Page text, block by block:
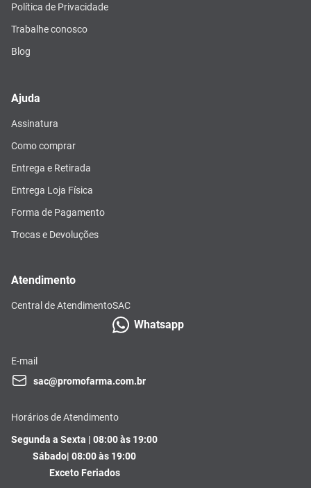
Política de Privacidade
Trabalhe conosco
Blog
Ajuda
Assinatura
Como comprar
Entrega e Retirada
Entrega Loja Física
Forma de Pagamento
Trocas e Devoluções
Atendimento
Central de AtendimentoSAC
Whatsapp
E-mail
sac@promofarma.com.br
Horários de Atendimento
Segunda a Sexta | 08:00 às 19:00
Sábado| 08:00 às 19:00
Exceto Feriados